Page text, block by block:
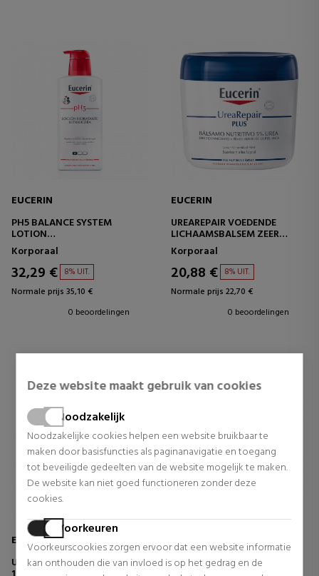
Deze website maakt gebruik van cookies
Noodzakelijk
Noodzakelijke cookies helpen een website bruikbaar te
maken door basisfuncties als paginanavigatie en toegang
tot beveiligde gedeelten van de website mogelijk te maken.
De website kan niet goed functioneren zonder deze
cookies.
Voorkeuren
Voorkeurscookies zorgen ervoor dat een website informatie
kan onthouden die van invloed is op het gedrag en de
EUCERIN
PH5 BALANCE SYSTEM
LOTION
ULTRALICHTE HYDRATERENDE
BODYLOTION
Korporaal
32,29 € 8% UIT.
Normale prijs 35,10 €
0 beoordelingen
EUCERIN
UREAREPAIR VOEDENDE
LICHAAMSBALSEM ZEER
DROGE HUID
Korporaal
20,88 € 8% UIT.
Normale prijs 22,70 €
0 beoordelingen
EUCERIN
UREAREPAIR BODY LOTION
LA ROCHE POSAY
EFFACLAR DUO + SPF30